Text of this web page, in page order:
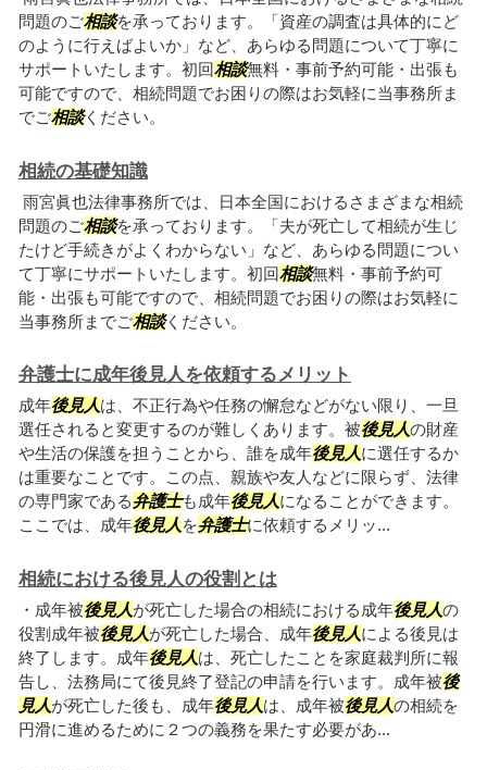
問題のご相談を承っております。「資産の調査は具体的にど
のように行えばよいか」など、あらゆる問題について丁寧に
サポートいたします。初回相談無料・事前予約可能・出張も
可能ですので、相続問題でお困りの際はお気軽に当事務所ま
でご相談ください。
相続の基礎知識
雨宮眞也法律事務所では、日本全国におけるさまざまな相続
問題のご相談を承っております。「夫が死亡して相続が生じ
たけど手続きがよくわからない」など、あらゆる問題につい
て丁寧にサポートいたします。初回相談無料・事前予約可
能・出張も可能ですので、相続問題でお困りの際はお気軽に
当事務所までご相談ください。
弁護士に成年後見人を依頼するメリット
成年後見人は、不正行為や任務の懈怠などがない限り、一旦
選任されると変更するのが難しくあります。被後見人の財産
や生活の保護を担うことから、誰を成年後見人に選任するか
は重要なことです。この点、親族や友人などに限らず、法律
の専門家である弁護士も成年後見人になることができます。
ここでは、成年後見人 を弁護士に依頼するメリッ...
相続における後見人の役割とは
・成年被後見人が死亡した場合の相続における成年後見人の
役割成年被後見人が死亡した場合、成年後見人による後見は
終了します。成年後見人は、死亡したことを家庭裁判所に報
告し、法務局にて後見終了登記の申請を行います。成年被後
見人が死亡した後も、成年後見人は、成年被後見人の相続を
円滑に進めるために２つの義務を果たす必要があ...